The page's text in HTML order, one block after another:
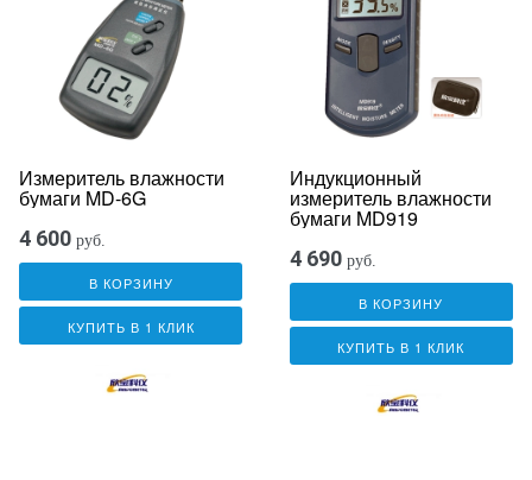
Измеритель влажности
бумаги MD-6G
4 600 руб.
В КОРЗИНУ
КУПИТЬ В 1 КЛИК
Индукционный
измеритель влажности
бумаги MD919
4 690 руб.
В КОРЗИНУ
КУПИТЬ В 1 КЛИК